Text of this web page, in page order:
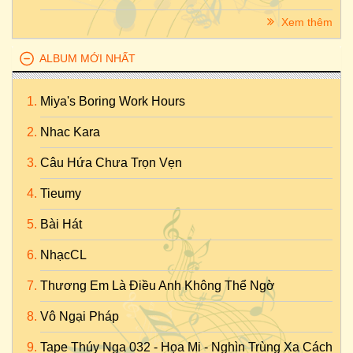
Trần Thiện Thanh - Đan Trường - Chiếc Áo Bà Ba
Trần Thiện Thanh - Phương Mỹ Chi - Chiếc Áo Bà Ba
Nhạc Minh Vy, thơ Hồng Xương Long - Cẩm Ly & Đan Trường
- Chim Trắng Mồ Côi
Nhạc Ngoại (Trung Hoa) - Trần Sở Sinh - Có Ai Nói Với Em
Lam Phương - Đan Trường & Hồ Ngọc Hà - Cỏ Úa
Bắc Sơn - Phương Mỹ Chi - Còn Thương Rau Đắng Mọc Sau
Hè
Sơn Hạ - Đan Trường - Dây Đủng Đỉnh Buồn
Đình Văn - Đan Trường - Dòng Đời
Lê Quang - Đan Trường - Dòng Máu Lạc Hồng
Sông Em Cuối Sông
Phan Huỳnh Điểu-Quang Linh&Cẩm Ly-Anh Ở Đầu
Sông Em Cuối Sông
Nguyễn Hữu Sáng-Đàm Vĩnh Hưng-Sao Em Nỡ Vô Tình
Phương Nam-Tốp Ca-Rừng Xanh Vang Tiếng Ta Lư
Thương Linh
Ai
Sơn Hạ
Giang Hạ
-Bậu Ơi
Hà Phương-Đan Trường-Bông Điên Điển
Đan Trường&Yên Nhiên
Trần Thiện Thanh-Đan Trường-Chiếc Áo Bà Ba
Trần Thiện Thanh
-Cẩm Ly -Chiếc Áo Bà Ba
Trần Thiện Thanh-Phương Mỹ Chi-Chiếc Áo Bà Ba
Xem thêm
ALBUM MỚI NHẤT
Miya's Boring Work Hours
Nhac Kara
Câu Hứa Chưa Trọn Vẹn
Tieumy
Bài Hát
NhạcCL
Thương Em Là Điều Anh Không Thể Ngờ
Vô Ngại Pháp
Tape Thúy Nga 032 - Họa Mi - Nghìn Trùng Xa Cách